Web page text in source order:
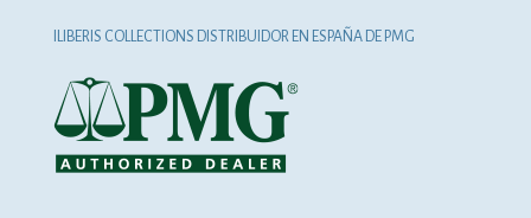
ILIBERIS COLLECTIONS DISTRIBUIDOR EN ESPAÑA DE PMG